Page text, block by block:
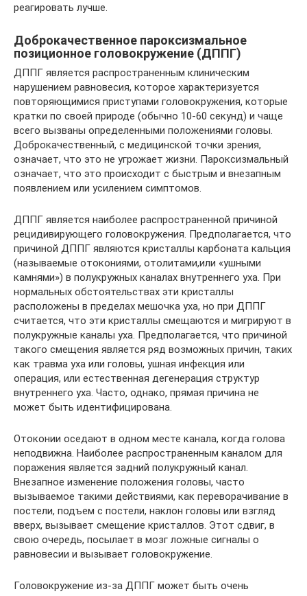
реагировать лучше.
Доброкачественное пароксизмальное
позиционное головокружение (ДППГ)
ДППГ является распространенным клиническим
нарушением равновесия, которое характеризуется
повторяющимися приступами головокружения, которые
кратки по своей природе (обычно 10-60 секунд) и чаще
всего вызваны определенными положениями головы.
Доброкачественный, с медицинской точки зрения,
означает, что это не угрожает жизни. Пароксизмальный
означает, что это происходит с быстрым и внезапным
появлением или усилением симптомов.
ДППГ является наиболее распространенной причиной
рецидивирующего головокружения. Предполагается, что
причиной ДППГ являются кристаллы карбоната кальция
(называемые отокониями, отолитами,или «ушными
камнями») в полукружных каналах внутреннего уха. При
нормальных обстоятельствах эти кристаллы
расположены в пределах мешочка уха, но при ДППГ
считается, что эти кристаллы смещаются и мигрируют в
полукружные каналы уха. Предполагается, что причиной
такого смещения является ряд возможных причин, таких
как травма уха или головы, ушная инфекция или
операция, или естественная дегенерация структур
внутреннего уха. Часто, однако, прямая причина не
может быть идентифицирована.
Отоконии оседают в одном месте канала, когда голова
неподвижна. Наиболее распространенным каналом для
поражения является задний полукружный канал.
Внезапное изменение положения головы, часто
вызываемое такими действиями, как переворачивание в
постели, подъем с постели, наклон головы или взгляд
вверх, вызывает смещение кристаллов. Этот сдвиг, в
свою очередь, посылает в мозг ложные сигналы о
равновесии и вызывает головокружение.
Головокружение из-за ДППГ может быть очень